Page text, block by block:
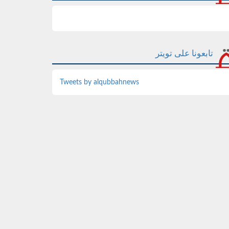
تابعونا على تويتر
Tweets by alqubbahnews